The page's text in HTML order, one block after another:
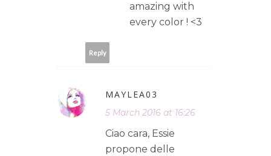
amazing with
every color ! <3
Reply
MAYLEA03
5 March 2016 at 16:26
Ciao cara, Essie
propone delle